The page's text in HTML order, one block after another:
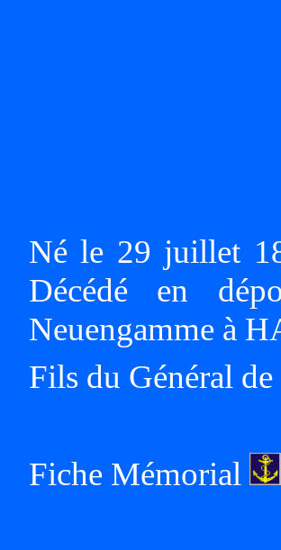
Né le 29 juillet
Décédé en
Neuengamme à
Fils du Général
Fiche Mémorial